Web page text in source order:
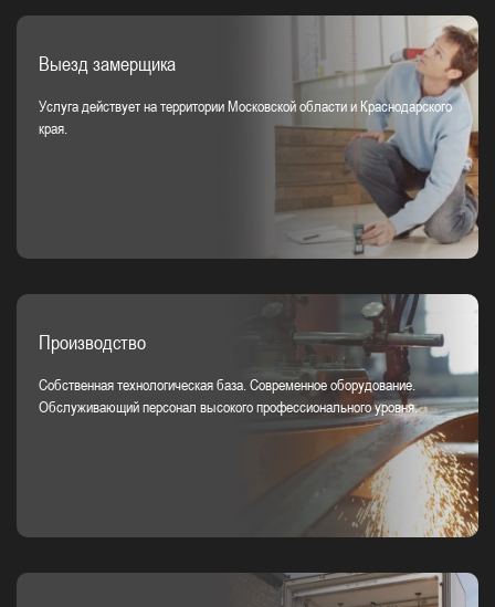
Выезд замерщика
Услуга действует на территории Московской области и Краснодарского
края.
Производство
Собственная технологическая база. Современное оборудование.
Обслуживающий персонал высокого профессионального уровня.